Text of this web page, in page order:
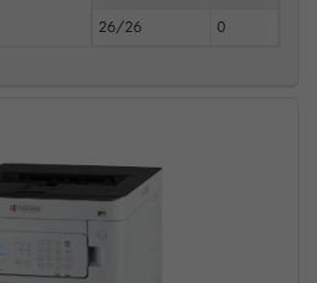
26/26 0